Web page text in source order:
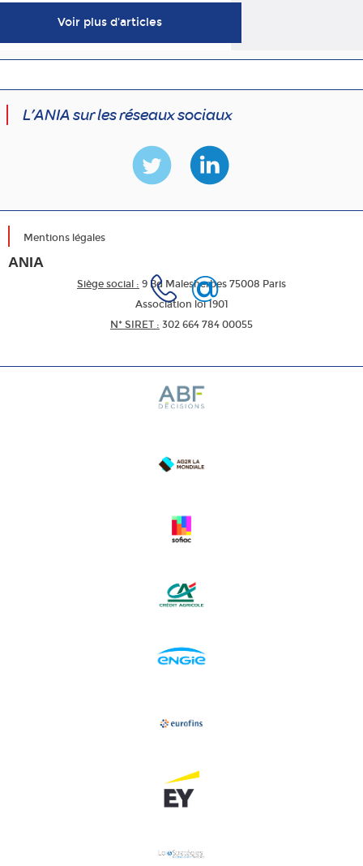
Voir plus d'articles
L’ANIA sur les réseaux sociaux
Mentions légales
ANIA
Siège social : 9 Bd Malesherbes 75008 Paris
Association loi 1901
N* SIRET : 302 664 784 00055